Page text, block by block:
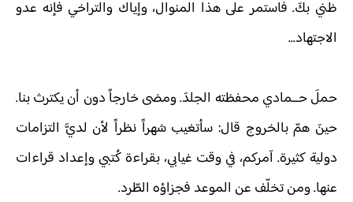
ظني بكَ. فاستمر على هذا المنوال، وإياك والتراخي فإنه عدو
الاجتهاد...
حملَ حــمادي محفظته الجلدَ. ومضى خارجاً دون أن يكترث بنا.
حينَ همّ بالخروج قال: سأتغيب شهراً نظراً لأن لديَّ التزامات
دولية كثيرة. آمركم، في وقت غيابي، بقراءة كُتبي وإعداد قراءات
عنها. ومن تخلّف عن الموعد فجزاؤه الطّرد.